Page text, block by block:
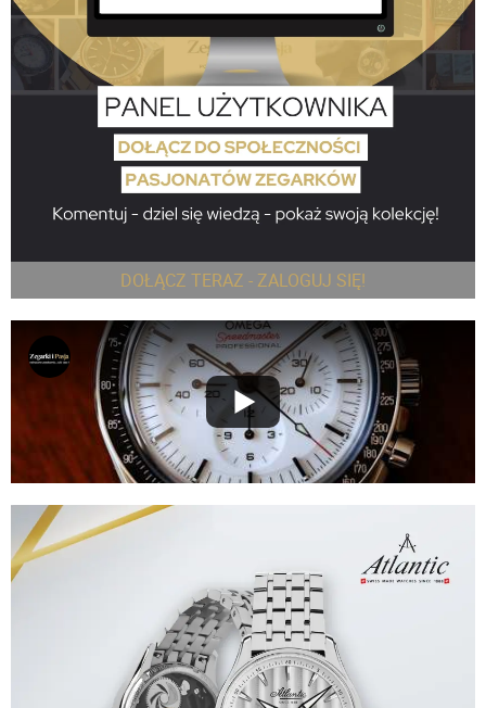
DOŁĄCZ TERAZ - ZALOGUJ SIĘ!